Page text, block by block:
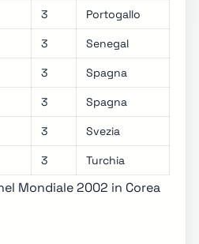
3 Portogallo
3 Senegal
3 Spagna
3 Spagna
3 Svezia
3 Turchia
Mondiale 2002 in Corea